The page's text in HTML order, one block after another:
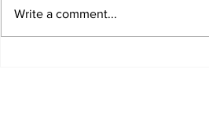
Write a comment...